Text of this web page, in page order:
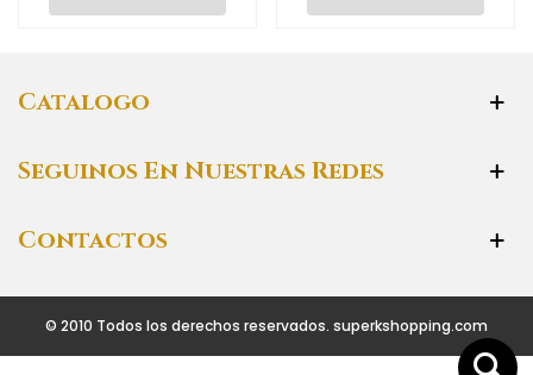
Catalogo
Seguinos En Nuestras Redes
Contactos
© 2010 Todos los derechos reservados. superkshopping.com